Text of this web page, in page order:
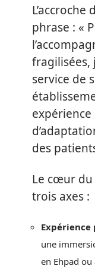
phrase : «
fragilisées,
service de
des
Le cœur du
trois axes :
une
en Ehpad ou